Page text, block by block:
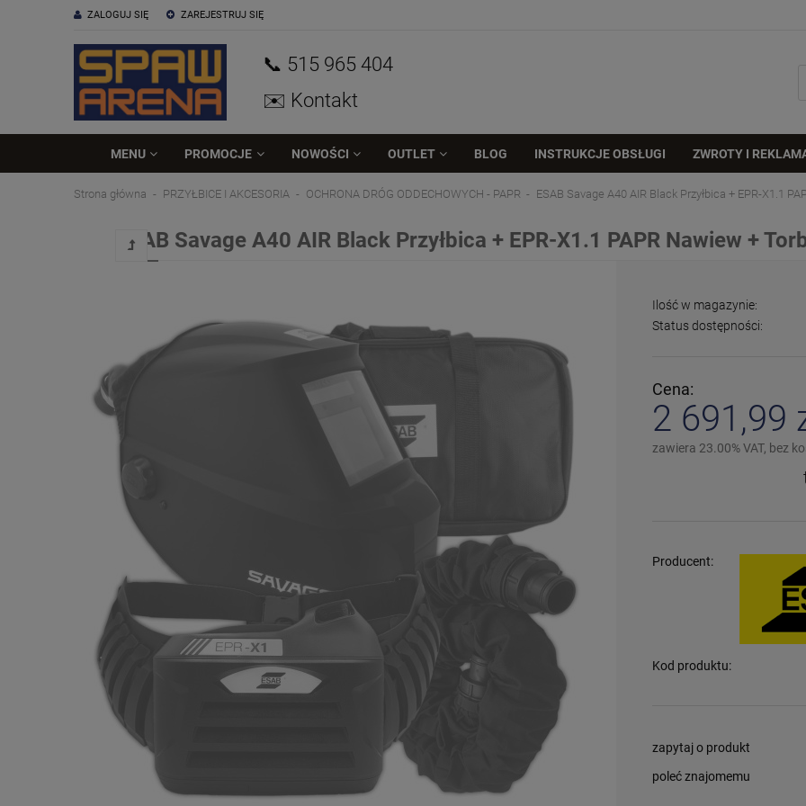
ZAREJESTRUJ SIĘ
ZALOGUJ SIĘ
📞 515 965 404
✉️ Kontakt
MENU PROMOCJE NOWOŚCI OUTLET BLOG INSTRUKCJE OBSŁUGI ZWROTY I
Strona główna PRZYŁBICE I AKCESORIA OCHRONA DRÓG ODDECHOWYCH - PAPR ESAB Savage A40 AIR Black Przyłbica + EPR-X1.1
ESAB Savage A40 AIR Black Przyłbica + EPR-X1.1 PAPR Nawiew +
Ilość w magazynie:
Status dostępności:
Cena:
2 691,99
zawiera 23.00% VAT, bez
Producent:
Kod produktu:
zapytaj o produkt
poleć znajomemu